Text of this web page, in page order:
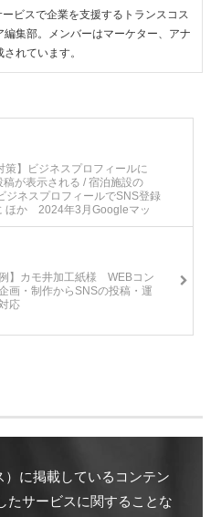
ービスで企業を支援するトランスコス
集部。メンバーはマーケター、アナ
れています。
策】ビジネスプロフィールに
稿が表示される / 宿泊施設の
ジネスプロフィールでSNS登録
ほか 2024年3月Googleマッ
最新情報まとめ
例】カモ井加工紙様 WEBコン
画・制作からSNSの投稿・運
応
に掲載しているコンテン
たサービスに関することな